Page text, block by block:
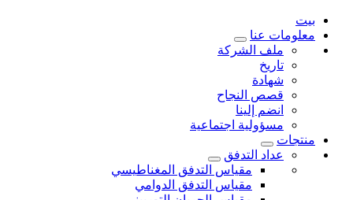
بيت
معلومات عنا
ملف الشركة
تاريخ
شهادة
قصص النجاح
انضم إلينا
مسؤولية اجتماعية
منتجات
عداد التدفق
مقياس التدفق المغناطيسي
مقياس التدفق الدوامي